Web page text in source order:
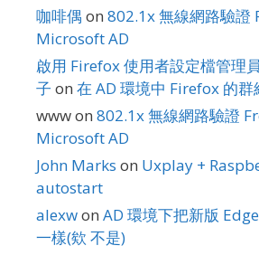
咖啡偶 on 802.1x 無線網路驗證
Microsoft AD
啟用 Firefox 使用者設定檔管理
子 on 在 AD 環境中 Firefox 的群
wwwon 802.1x 無線網路驗證
Microsoft AD
John Marks on Uxplay +
autostart
alexwon AD 環境下把新版
一樣(欸 不是)